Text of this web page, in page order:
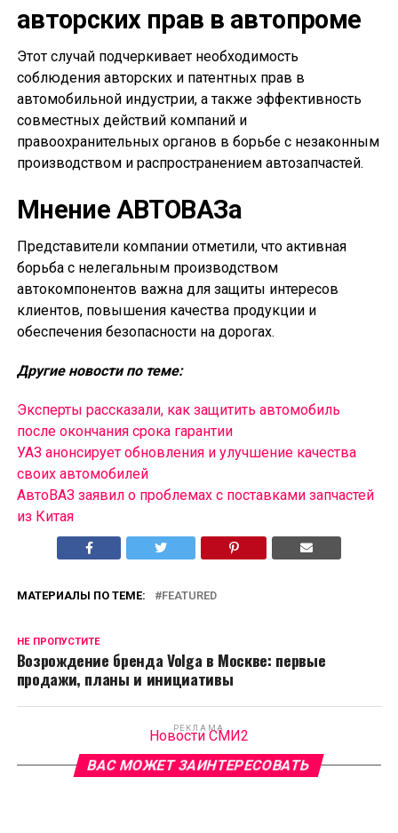
авторских прав в автопроме
Этот случай подчеркивает необходимость
соблюдения авторских и патентных прав в
автомобильной индустрии, а также эффективность
совместных действий компаний и
правоохранительных органов в борьбе с незаконным
производством и распространением автозапчастей.
Мнение АВТОВАЗа
Представители компании отметили, что активная
борьба с нелегальным производством
автокомпонентов важна для защиты интересов
клиентов, повышения качества продукции и
обеспечения безопасности на дорогах.
Другие новости по теме:
Эксперты рассказали, как защитить автомобиль
после окончания срока гарантии
УАЗ анонсирует обновления и улучшение качества
своих автомобилей
АвтоВАЗ заявил о проблемах с поставками запчастей
из Китая
МАТЕРИАЛЫ ПО ТЕМЕ: FEATURED
НЕ ПРОПУСТИТЕ
Возрождение бренда Volga в Москве: первые
продажи, планы и инициативы
РЕКЛАМА
Новости СМИ2
ВАС МОЖЕТ ЗАИНТЕРЕСОВАТЬ